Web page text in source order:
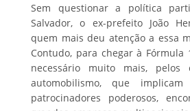
Sem questionar a política
Salvador, o ex-prefeito João
quem mais deu atenção a essa
Contudo, para chegar à Fórmula
necessário muito mais, pelos
automobilismo, que
patrocinadores poderosos,